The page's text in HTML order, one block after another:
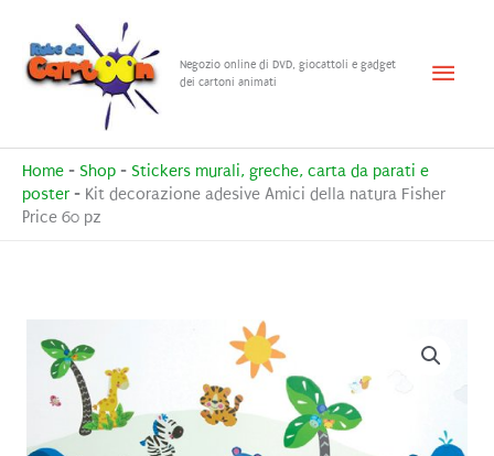
contenuto
Negozio online di DVD, giocattoli e gadget
dei cartoni animati
Menu
Home - Shop - Stickers murali, greche, carta da parati e
poster - Kit decorazione adesive Amici della natura Fisher
Price 60 pz